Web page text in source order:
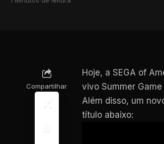
Compartilhar
Hoje, a SEGA of
vivo Summer
Além disso, um
título abaixo: